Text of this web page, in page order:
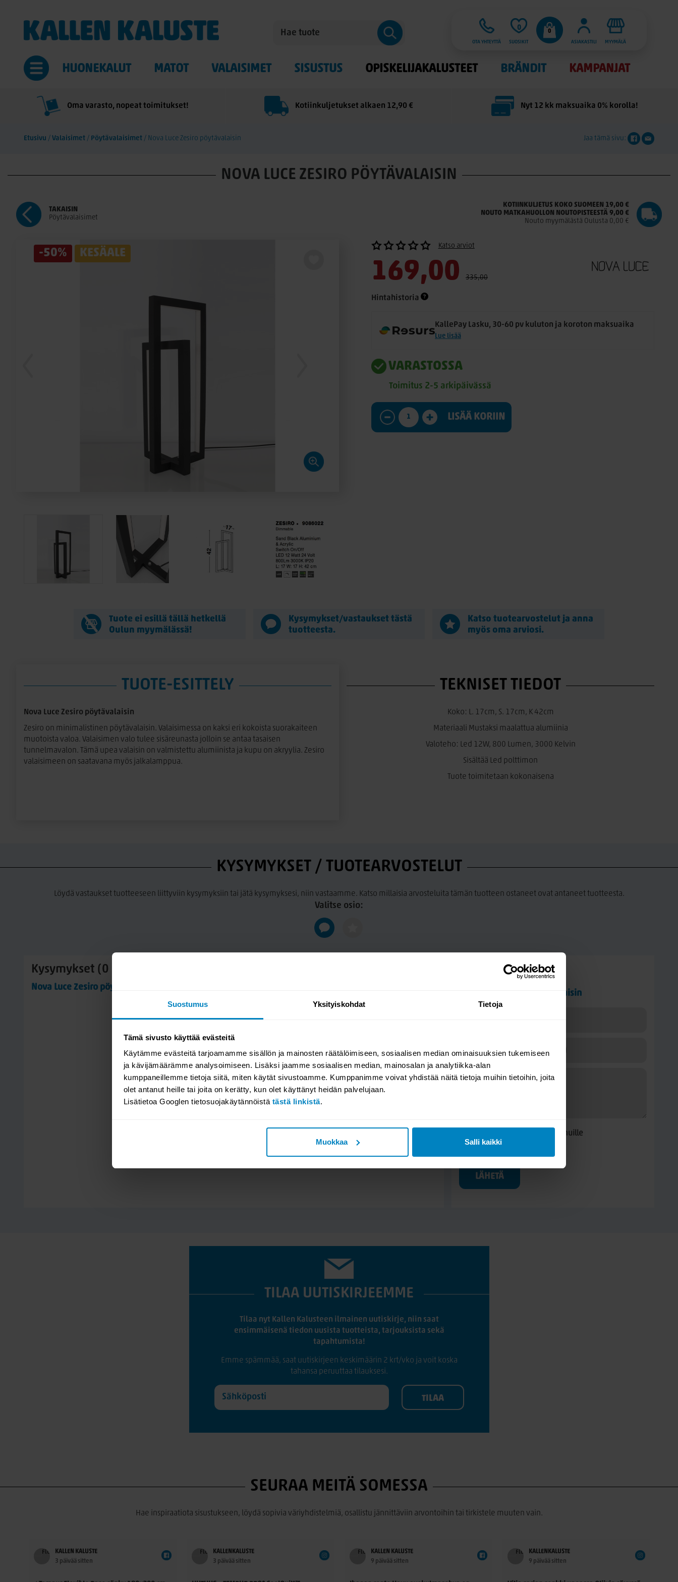
Suostumus Yksityiskohdat Tietoja
Tämä sivusto käyttää evästeitä
Käytämme evästeitä tarjoamamme sisällön ja mainosten räätälöimiseen, sosiaalisen median ominaisuuksien tukemiseen
ja kävijämäärämme analysoimiseen. Lisäksi jaamme sosiaalisen median, mainosalan ja analytiikka-alan
kumppaneillemme tietoja siitä, miten käytät sivustoamme. Kumppanimme voivat yhdistää näitä tietoja muihin tietoihin, joita
olet antanut heille tai joita on kerätty, kun olet käyttänyt heidän palvelujaan.
Lisätietoa Googlen tietosuojakäytännöistä tästä linkistä.
Muokkaa Salli kaikki
OTA YHTEYTTÄ
0
SUOSIKIT
0
ASIAKASTILI
MYYMÄLÄ
HUONEKALUT MATOT VALAISIMET SISUSTUS OPISKELIJAKALUSTEET BRÄNDIT KAMPANJAT
Oma varasto, nopeat toimitukset! Kotiinkuljetukset alkaen 12,90 € Nyt 12 kk maksuaika 0% korolla!
Etusivu / Valaisimet / Pöytävalaisimet / Nova Luce Zesiro pöytävalaisin Jaa tämä sivu:
NOVA LUCE ZESIRO PÖYTÄVALAISIN
TAKAISIN
Pöytävalaisimet
KOTIINKULJETUS KOKO SUOMEEN 19,00 €
NOUTO MATKAHUOLLON NOUTOPISTEESTÄ 9,00 €
Nouto myymälästä Oulusta 0,00 €
-50% KESÄALE
Katso arviot
169,00 335,00
Hintahistoria
KallePay Lasku, 30-60 pv kuluton ja koroton maksuaika
Lue lisää
VARASTOSSA
Toimitus 2-5 arkipäivässä
LISÄÄ KORIIN
Tuote ei esillä tällä hetkellä
Oulun myymälässä!
Kysymykset/vastaukset tästä
tuotteesta.
Katso tuotearvostelut ja anna
myös oma arviosi.
TUOTE-ESITTELY
Nova Luce Zesiro pöytävalaisin
Zesiro on minimalistinen pöytävalaisin. Valaisimessa on kaksi eri kokoista suorakaiteen
muotoista valoa. Valaisimen valo tulee sisäreunasta jolloin se antaa tasaisen
tunnelmavalon. Tämä upea valaisin on valmistettu alumiinista ja kupu on akryylia. Zesiro
valaisimeen on saatavana myös jalkalamppua.
TEKNISET TIEDOT
Koko: L. 17cm, S. 17cm, K 42cm
Materiaali Mustaksi maalattua alumiinia
Valoteho: Led 12W, 800 Lumen, 3000 Kelvin
Sisältää Led polttimon
Tuote toimitetaan kokonaisena
KYSYMYKSET / TUOTEARVOSTELUT
Löydä vastaukset tuotteeseen liittyviin kysymyksiin tai jätä kysymyksesi, niin vastaamme. Katso millaisia arvosteluita tämän tuotteen ostaneet ovat antaneet tuotteesta.
Valitse osio:
Kysymykset (0 kpl)
Nova Luce Zesiro pöytävalaisin
Kysy kysymys
Nova Luce Zesiro pöytävalaisin
Kysymys/vastaus saa näkyä muille
LÄHETÄ
TILAA UUTISKIRJEEMME
Tilaa nyt Kallen Kalusteen ilmainen uutiskirje, niin saat
ensimmäisenä tiedon uusista tuotteista, tarjouksista sekä
tapahtumista!
Emme spämmää, saat uutiskirjeen keskimäärin 2 krt/vko ja voit koska
tahansa peruuttaa tilauksesi.
SEURAA MEITÄ SOMESSA
Hae inspiraatiota sisustukseen, löydä sopivia väriyhdistelmiä, osallistu jännittäviin arvontoihin tai tirkistele muuten vain.
KALLEN KALUSTE
3 päivää sitten
KALLENKALUSTE
3 päivää sitten
KALLEN KALUSTE
9 päivää sitten
KALLENKALUSTE
9 päivää sitten